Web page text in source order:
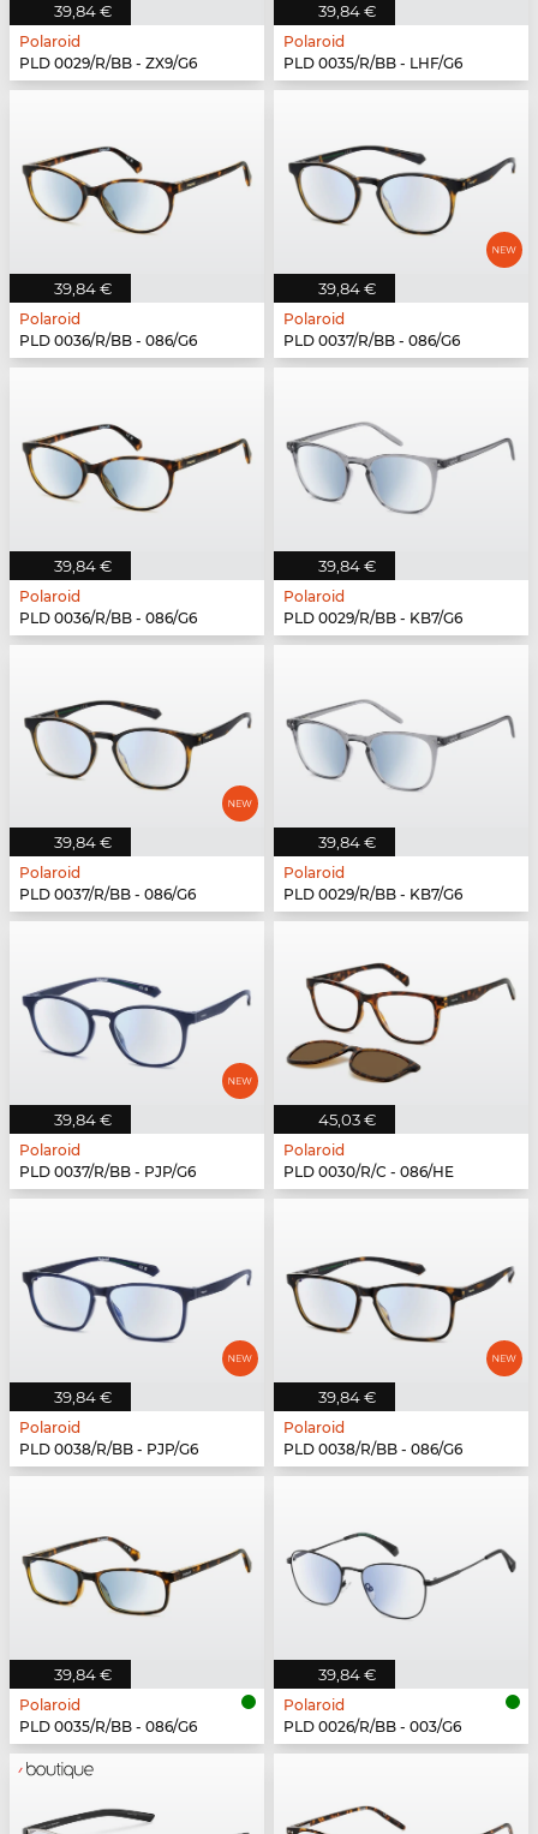
39,84 €
Polaroid
PLD 0029/R/BB - ZX9/G6
39,84 €
Polaroid
PLD 0035/R/BB - LHF/G6
39,84 €
Polaroid
PLD 0036/R/BB - 086/G6
39,84 €
Polaroid
PLD 0037/R/BB - 086/G6
39,84 €
Polaroid
PLD 0036/R/BB - 086/G6
39,84 €
Polaroid
PLD 0029/R/BB - KB7/G6
39,84 €
Polaroid
PLD 0037/R/BB - 086/G6
39,84 €
Polaroid
PLD 0029/R/BB - KB7/G6
39,84 €
Polaroid
PLD 0037/R/BB - PJP/G6
45,03 €
Polaroid
PLD 0030/R/C - 086/HE
39,84 €
Polaroid
PLD 0038/R/BB - PJP/G6
39,84 €
Polaroid
PLD 0038/R/BB - 086/G6
39,84 €
Polaroid
PLD 0035/R/BB - 086/G6
39,84 €
Polaroid
PLD 0026/R/BB - 003/G6